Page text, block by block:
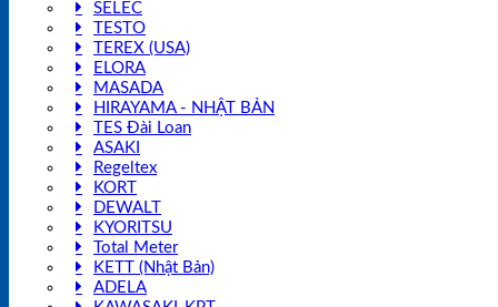
SELEC
TESTO
TEREX (USA)
ELORA
MASADA
HIRAYAMA - NHẬT BẢN
TES Đài Loan
ASAKI
Regeltex
KORT
DEWALT
KYORITSU
Total Meter
KETT (Nhật Bản)
ADELA